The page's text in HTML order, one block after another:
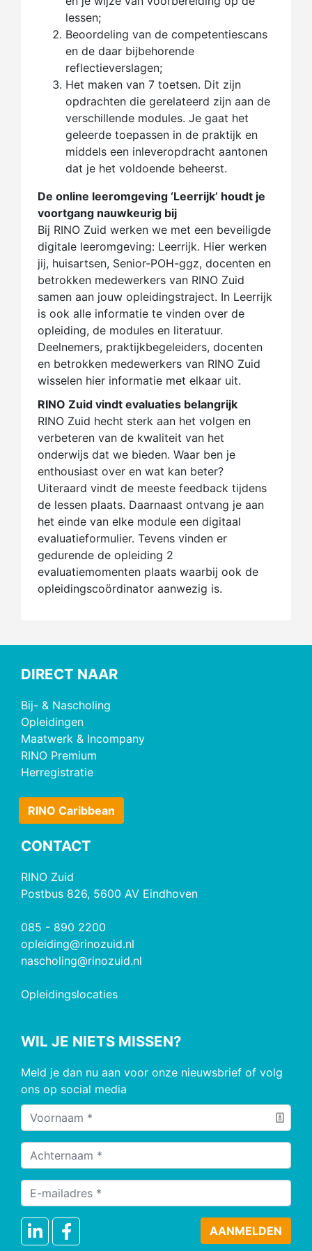
lessen;
Beoordeling van de competentiescans
en de daar bijbehorende
reflectieverslagen;
Het maken van 7 toetsen. Dit zijn
opdrachten die gerelateerd zijn aan de
verschillende modules. Je gaat het
geleerde toepassen in de praktijk en
middels een inleveropdracht aantonen
dat je het voldoende beheerst.
De online leeromgeving ‘Leerrijk’ houdt je
voortgang nauwkeurig bij
Bij RINO Zuid werken we met een beveiligde
digitale leeromgeving: Leerrijk. Hier werken
jij, huisartsen, Senior-POH-ggz, docenten en
betrokken medewerkers van RINO Zuid
samen aan jouw opleidingstraject. In Leerrijk
is ook alle informatie te vinden over de
opleiding, de modules en literatuur.
Deelnemers, praktijkbegeleiders, docenten
en betrokken medewerkers van RINO Zuid
wisselen hier informatie met elkaar uit.
RINO Zuid vindt evaluaties belangrijk
RINO Zuid hecht sterk aan het volgen en
verbeteren van de kwaliteit van het
onderwijs dat we bieden. Waar ben je
enthousiast over en wat kan beter?
Uiteraard vindt de meeste feedback tijdens
de lessen plaats. Daarnaast ontvang je aan
het einde van elke module een digitaal
evaluatieformulier. Tevens vinden er
gedurende de opleiding 2
evaluatiemomenten plaats waarbij ook de
opleidingscoördinator aanwezig is.
DIRECT NAAR
Bij- & Nascholing
Opleidingen
Maatwerk & Incompany
RINO Premium
Herregistratie
RINO Caribbean
CONTACT
RINO Zuid
Postbus 826, 5600 AV Eindhoven
085 - 890 2200
opleiding@rinozuid.nl
nascholing@rinozuid.nl
Opleidingslocaties
WIL JE NIETS MISSEN?
Meld je dan nu aan voor onze nieuwsbrief of volg
ons op social media